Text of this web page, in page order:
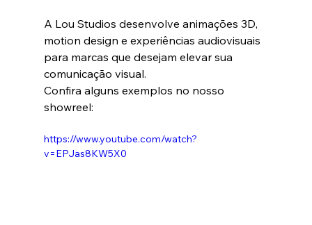
A Lou Studios desenvolve animações 3D,
motion design e experiências audiovisuais
para marcas que desejam elevar sua
comunicação visual.
Confira alguns exemplos no nosso
showreel:
https://www.youtube.com/watch?
v=EPJas8KW5X0